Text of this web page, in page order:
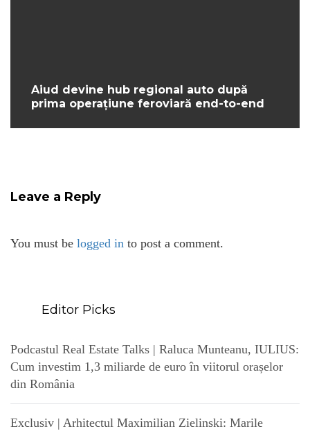
Aiud devine hub regional auto după
prima operațiune feroviară end-to-end
Leave a Reply
You must be logged in to post a comment.
Editor Picks
Podcastul Real Estate Talks | Raluca Munteanu, IULIUS:
Cum investim 1,3 miliarde de euro în viitorul orașelor
din România
Exclusiv | Arhitectul Maximilian Zielinski: Marile